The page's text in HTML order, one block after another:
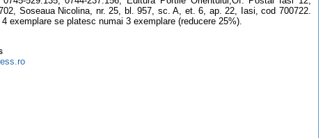
Soseaua Nicolina, nr. 25, bl. 957, sc. A, et. 6, ap. 22, Iasi, cod 700722.
exemplare se platesc numai 3 exemplare (reducere 25%).